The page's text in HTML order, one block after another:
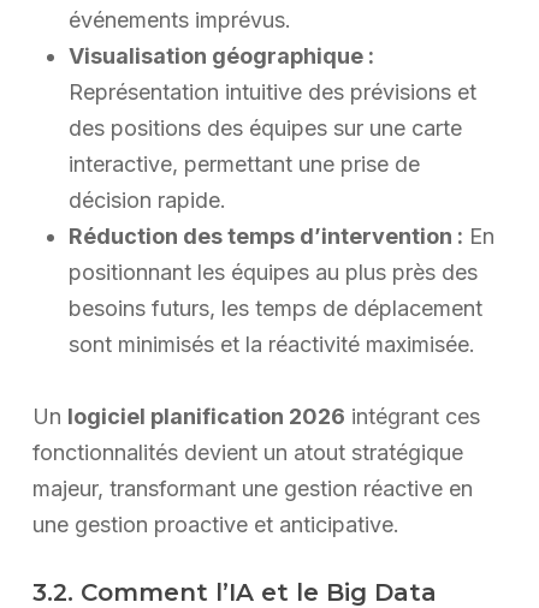
événements imprévus.
Visualisation géographique :
Représentation intuitive des prévisions et
des positions des équipes sur une carte
interactive, permettant une prise de
décision rapide.
Réduction des temps d’intervention : En
positionnant les équipes au plus près des
besoins futurs, les temps de déplacement
sont minimisés et la réactivité maximisée.
Un logiciel planification 2026 intégrant ces
fonctionnalités devient un atout stratégique
majeur, transformant une gestion réactive en
une gestion proactive et anticipative.
3.2. Comment l’IA et le Big Data